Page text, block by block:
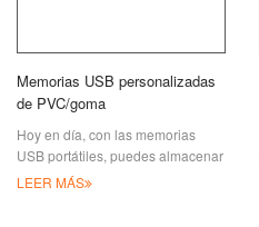
Memorias USB personalizadas
de PVC/goma
Hoy en día, con las memorias
USB portátiles, puedes almacenar
o hacer copias de seguridad
LEER MÁS